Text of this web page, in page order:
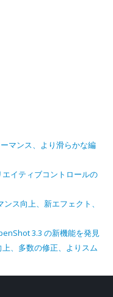
マンス、より滑らかな編
イティブコントロールの
ス向上、新エフェクト、
3.3 の新機能を発見
、多数の修正、よりスム